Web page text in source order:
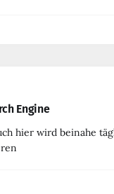
Engine
hier wird beinahe